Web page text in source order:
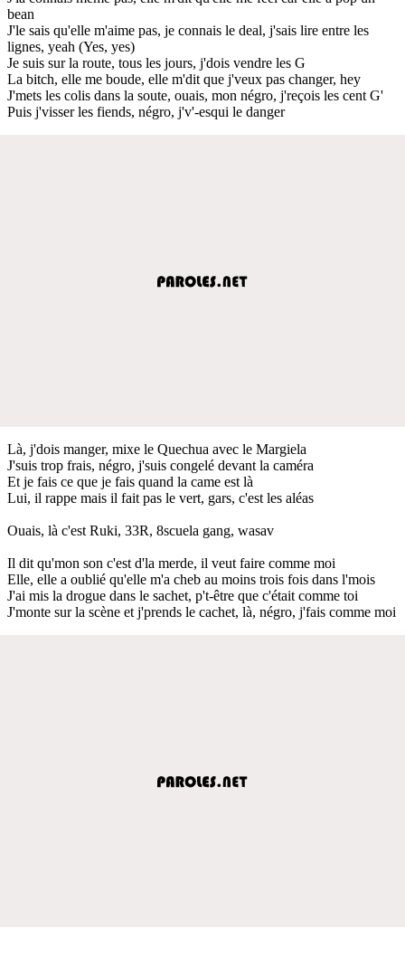
bean
J'le sais qu'elle m'aime pas, je connais le deal, j'sais lire entre les
lignes, yeah (Yes, yes)
Je suis sur la route, tous les jours, j'dois vendre les G
La bitch, elle me boude, elle m'dit que j'veux pas changer, hey
J'mets les colis dans la soute, ouais, mon négro, j'reçois les cent G'
Puis j'visser les fiends, négro, j'v'-esqui le danger
Là, j'dois manger, mixe le Quechua avec le Margiela
J'suis trop frais, négro, j'suis congelé devant la caméra
Et je fais ce que je fais quand la came est là
Lui, il rappe mais il fait pas le vert, gars, c'est les aléas
Ouais, là c'est Ruki, 33R, 8scuela gang, wasav
Il dit qu'mon son c'est d'la merde, il veut faire comme moi
Elle, elle a oublié qu'elle m'a cheb au moins trois fois dans l'mois
J'ai mis la drogue dans le sachet, p't-être que c'était comme toi
J'monte sur la scène et j'prends le cachet, là, négro, j'fais comme moi